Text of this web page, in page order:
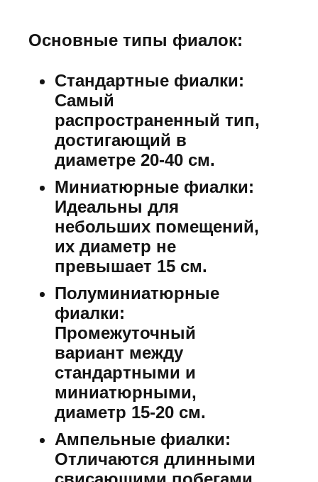
Основные типы фиалок:
Стандартные фиалки:
Самый
распространенный тип,
достигающий в
диаметре 20-40 см.
Миниатюрные фиалки:
Идеальны для
небольших помещений,
их диаметр не
превышает 15 см.
Полуминиатюрные
фиалки:
Промежуточный
вариант между
стандартными и
миниатюрными,
диаметр 15-20 см.
Ампельные фиалки:
Отличаются длинными